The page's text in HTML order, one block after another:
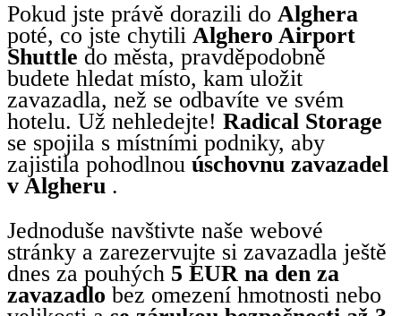
Pokud jste právě dorazili do Alghera
poté, co jste chytili Alghero Airport
Shuttle do města, pravděpodobně
budete hledat místo, kam uložit
zavazadla, než se odbavíte ve svém
hotelu. Už nehledejte! Radical Storage
se spojila s místními podniky, aby
zajistila pohodlnou úschovnu zavazadel
v Algheru .
Jednoduše navštivte naše webové
stránky a zarezervujte si zavazadla ještě
dnes za pouhých 5 EUR na den za
zavazadlo bez omezení hmotnosti nebo